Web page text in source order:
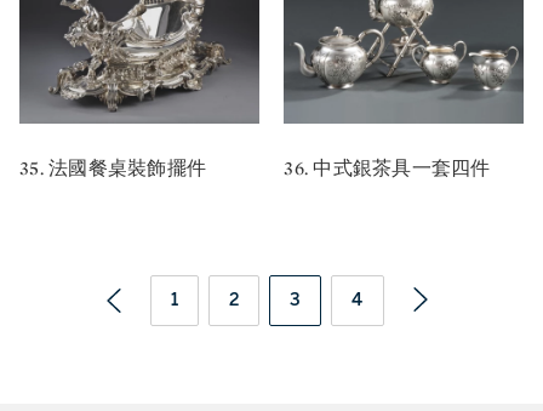
35. 法國餐桌裝飾擺件 36. 中式銀茶具一套四件
1 2 3 4